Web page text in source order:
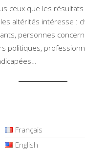
ceux que les
altérités intéresse :
personnes
politiques,
Français
English